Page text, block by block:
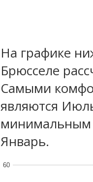
На графике
Брюсселе
Самыми
являются
минимальным
Январь.
60